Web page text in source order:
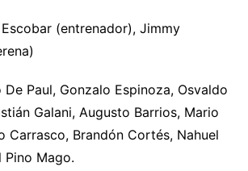
(entrenador), Jimmy
De Paul, Gonzalo Espinoza, Osvaldo
Galani, Augusto Barrios, Mario
Carrasco, Brandón Cortés, Nahuel
Pino Mago.